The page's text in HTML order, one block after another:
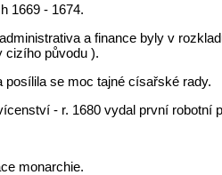
1669 - 1674.
a finance byly v
cizího původu ).
se moc tajné císařské rady.
- r. 1680 vydal první robotní
monarchie.